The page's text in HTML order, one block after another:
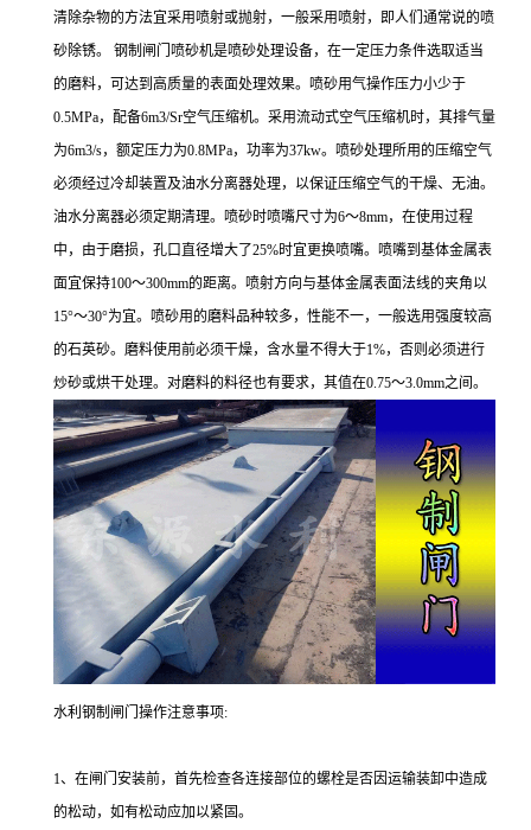
清除杂物的方法宜采用喷射或抛射，一般采用喷射，即人们通常说的喷
砂除锈。 钢制闸门喷砂机是喷砂处理设备，在一定压力条件选取适当
的磨料，可达到高质量的表面处理效果。喷砂用气操作压力小少于
0.5MPa，配备6m3/Sr空气压缩机。采用流动式空气压缩机时，其排气量
为6m3/s，额定压力为0.8MPa，功率为37kw。喷砂处理所用的压缩空气
必须经过冷却装置及油水分离器处理，以保证压缩空气的干燥、无油。
油水分离器必须定期清理。喷砂时喷嘴尺寸为6～8mm，在使用过程
中，由于磨损，孔口直径增大了25%时宜更换喷嘴。喷嘴到基体金属表
面宜保持100～300mm的距离。喷射方向与基体金属表面法线的夹角以
15°～30°为宜。喷砂用的磨料品种较多，性能不一，一般选用强度较高
的石英砂。磨料使用前必须干燥，含水量不得大于1%，否则必须进行
炒砂或烘干处理。对磨料的料径也有要求，其值在0.75～3.0mm之间。
水利钢制闸门操作注意事项:
1、在闸门安装前，首先检查各连接部位的螺栓是否因运输装卸中造成
的松动，如有松动应加以紧固。